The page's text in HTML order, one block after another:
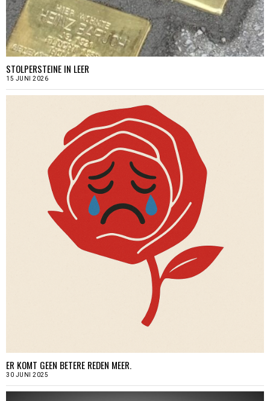
STOLPERSTEINE IN LEER
15 JUNI 2026
ER KOMT GEEN BETERE REDEN MEER.
30 JUNI 2025